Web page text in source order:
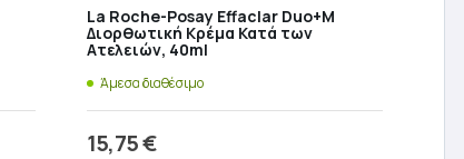
La Roche-Posay Effaclar Duo+M
Διορθωτική Κρέμα Κατά των
Ατελειών, 40ml
Άμεσα διαθέσιμο
15,75€